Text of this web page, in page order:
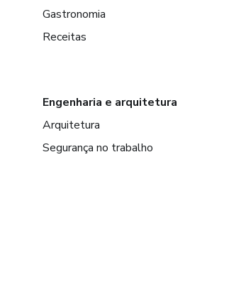
Gastronomia
Receitas
Engenharia e arquitetura
Arquitetura
Segurança no trabalho